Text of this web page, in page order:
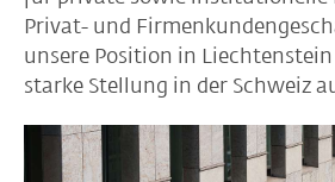
Privat- und
unsere Position in
starke Stellung in der Schweiz